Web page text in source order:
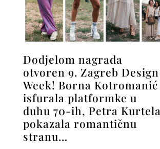
Dodjelom nagrada
otvoren 9. Zagreb Design
Week! Borna Kotromanić
isfurala platformke u
duhu 70-ih, Petra Kurtela
pokazala romantičnu
stranu…